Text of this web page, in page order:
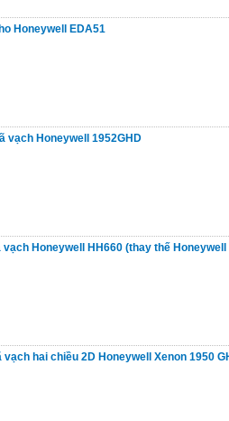
Honeywell EDA51
vạch Honeywell 1952GHD
Honeywell HH660 (thay thế Honeywell
vạch hai chiều 2D Honeywell Xenon 1950